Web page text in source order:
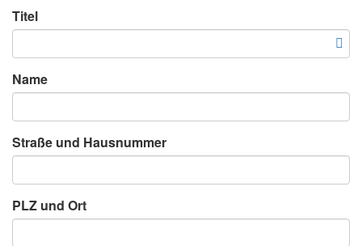
Titel
Name
Straße und Hausnummer
PLZ und Ort